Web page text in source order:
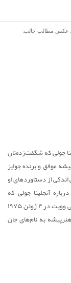
, عکس, مطالب جالب,
جولی ۵۰ راز درباره آنجلینا جولی که شگفت‌زده‌تان
موفق و برنده جوایز
از دستاوردهای او
تا ۵۰ حقیقت جالب درباره آنجلینا جولی که
شگفت‌زده‌تان می‌کند را بدانید. ۱. تولد و خانواده آنجلینا جولی وویت در ۴ ژوئن ۱۹۷۵
به نام‌های جان